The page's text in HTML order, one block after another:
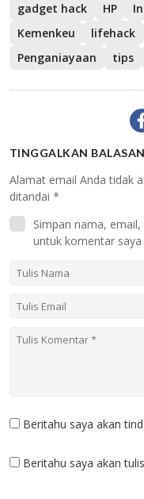
gadget hack
HP
Kemenkeu
lifehack
Penganiayaan
tips
TINGGALKAN BALASAN
Alamat email Anda tidak
ditandai *
Simpan nama,
untuk komentar saya
Beritahu saya akan
Beritahu saya akan